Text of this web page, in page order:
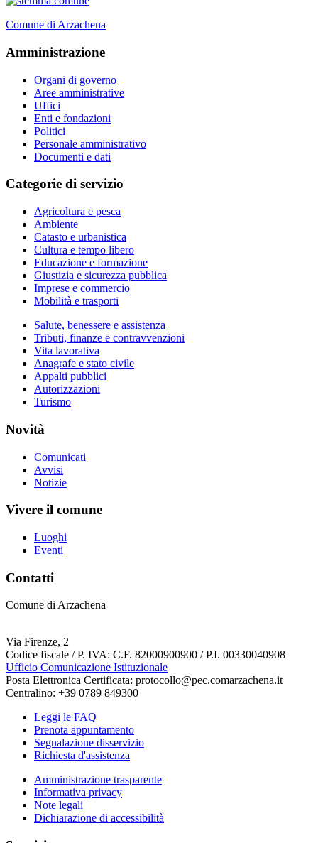
Comune di Arzachena
Amministrazione
Organi di governo
Aree amministrative
Uffici
Enti e fondazioni
Politici
Personale amministrativo
Documenti e dati
Categorie di servizio
Agricoltura e pesca
Ambiente
Catasto e urbanistica
Cultura e tempo libero
Educazione e formazione
Giustizia e sicurezza pubblica
Imprese e commercio
Mobilità e trasporti
Salute, benessere e assistenza
Tributi, finanze e contravvenzioni
Vita lavorativa
Anagrafe e stato civile
Appalti pubblici
Autorizzazioni
Turismo
Novità
Comunicati
Avvisi
Notizie
Vivere il comune
Luoghi
Eventi
Contatti
Comune di Arzachena
Via Firenze, 2
Codice fiscale / P. IVA: C.F. 82000900900 / P.I. 00330040908
Ufficio Comunicazione Istituzionale
Posta Elettronica Certificata: protocollo@pec.comarzachena.it
Centralino: +39 0789 849300
Leggi le FAQ
Prenota appuntamento
Segnalazione disservizio
Richiesta d'assistenza
Amministrazione trasparente
Informativa privacy
Note legali
Dichiarazione di accessibilità